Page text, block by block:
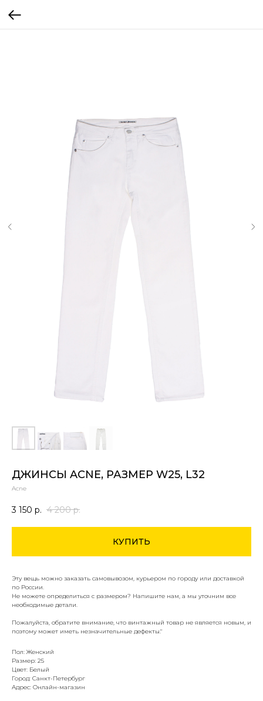
ДЖИНСЫ ACNE, РАЗМЕР W25, L32
Acne
3 150 р. 4 200 р.
КУПИТЬ
Эту вещь можно заказать самовывозом, курьером по городу или доставкой
по России.
Не можете определиться с размером? Напишите нам, а мы уточним все
необходимые детали.
Пожалуйста, обратите внимание, что винтажный товар не является новым, и
поэтому может иметь незначительные дефекты."
Пол: Женский
Размер: 25
Цвет: Белый
Город: Санкт-Петербург
Адрес: Онлайн-магазин